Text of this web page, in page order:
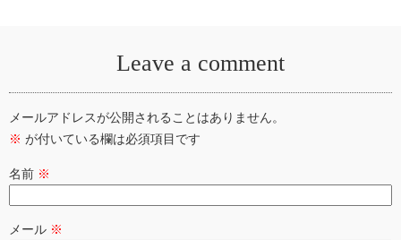
Leave a comment
メールアドレスが公開されることはありません。
※ が付いている欄は必須項目です
名前 ※
メール ※